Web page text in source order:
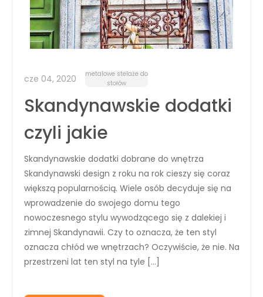
cze 04, 2020
metalowe stelaże do
stołów
Skandynawskie dodatki
czyli jakie
Skandynawskie dodatki dobrane do wnętrza
Skandynawski design z roku na rok cieszy się coraz
większą popularnością. Wiele osób decyduje się na
wprowadzenie do swojego domu tego
nowoczesnego stylu wywodzącego się z dalekiej i
zimnej Skandynawii. Czy to oznacza, że ten styl
oznacza chłód we wnętrzach? Oczywiście, że nie. Na
przestrzeni lat ten styl na tyle […]